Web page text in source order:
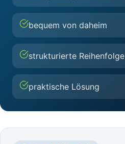
bequem von daheim
strukturierte Reihenfolge
praktische Lösung